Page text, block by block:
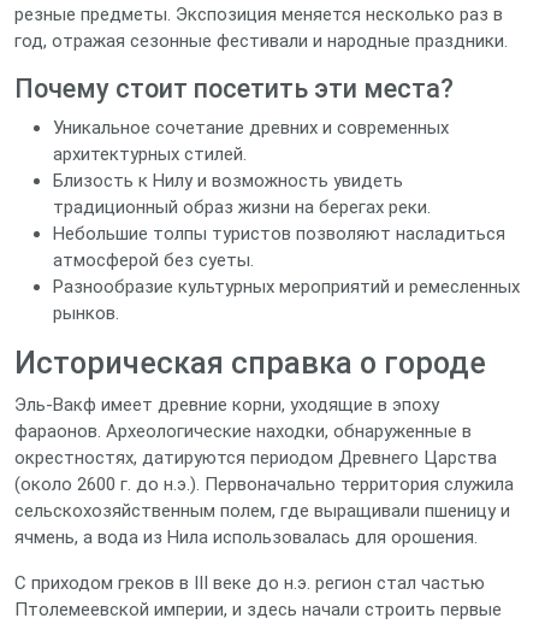
резные предметы. Экспозиция меняется несколько раз в
год, отражая сезонные фестивали и народные праздники.
Почему стоит посетить эти места?
Уникальное сочетание древних и современных
архитектурных стилей.
Близость к Нилу и возможность увидеть
традиционный образ жизни на берегах реки.
Небольшие толпы туристов позволяют насладиться
атмосферой без суеты.
Разнообразие культурных мероприятий и ремесленных
рынков.
Историческая справка о городе
Эль‑Вакф имеет древние корни, уходящие в эпоху
фараонов. Археологические находки, обнаруженные в
окрестностях, датируются периодом Древнего Царства
(около 2600 г. до н.э.). Первоначально территория служила
сельскохозяйственным полем, где выращивали пшеницу и
ячмень, а вода из Нила использовалась для орошения.
С приходом греков в III веке до н.э. регион стал частью
Птолемеевской империи, и здесь начали строить первые